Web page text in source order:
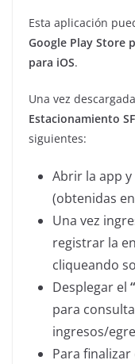
Esta aplicación
Google Play Store
para iOS.
Una vez
Estacionamiento
siguientes:
Abrir la app
(obtenidas
Una vez
registrar la
cliqueando
Desplegar el
para
ingresos/
Para